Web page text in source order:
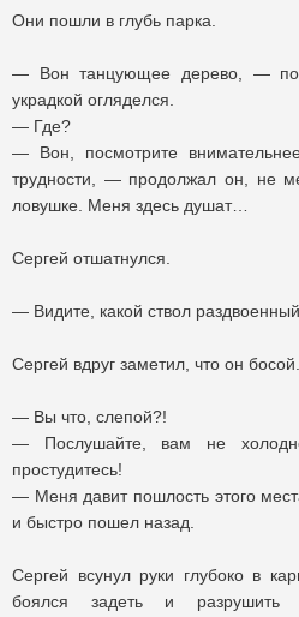
Они пошли в глубь парка.
— Вон танцующее дерево, —
украдкой огляделся.
— Где?
— Вон, посмотрите
трудности, — продолжал он, не
ловушке. Меня здесь душат…
Сергей отшатнулся.
— Видите, какой ствол
Сергей вдруг заметил, что он босой.
— Вы что, слепой?!
— Послушайте, вам не
простудитесь!
— Меня давит пошлость этого
и быстро пошел назад.
Сергей всунул руки глубоко в
боялся задеть и разрушить